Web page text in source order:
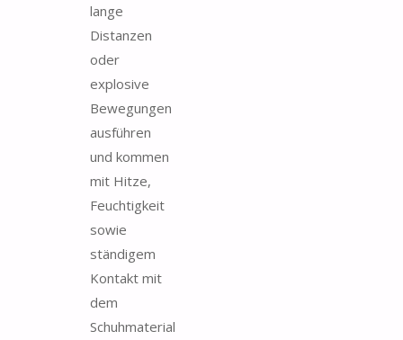
lange
Distanzen
oder
explosive
Bewegungen
ausführen
und kommen
mit Hitze,
Feuchtigkeit
sowie
ständigem
Kontakt mit
dem
Schuhmaterial